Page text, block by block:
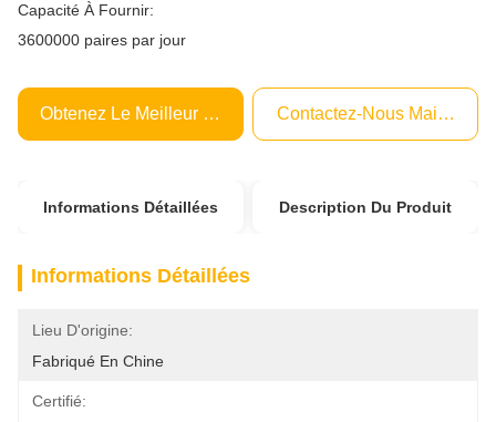
Capacité À Fournir:
3600000 paires par jour
Obtenez Le Meilleur Prix Contactez-Nous Maintenant
Informations Détaillées Description Du Produit
Informations Détaillées
Lieu D'origine:
Fabriqué En Chine
Certifié: